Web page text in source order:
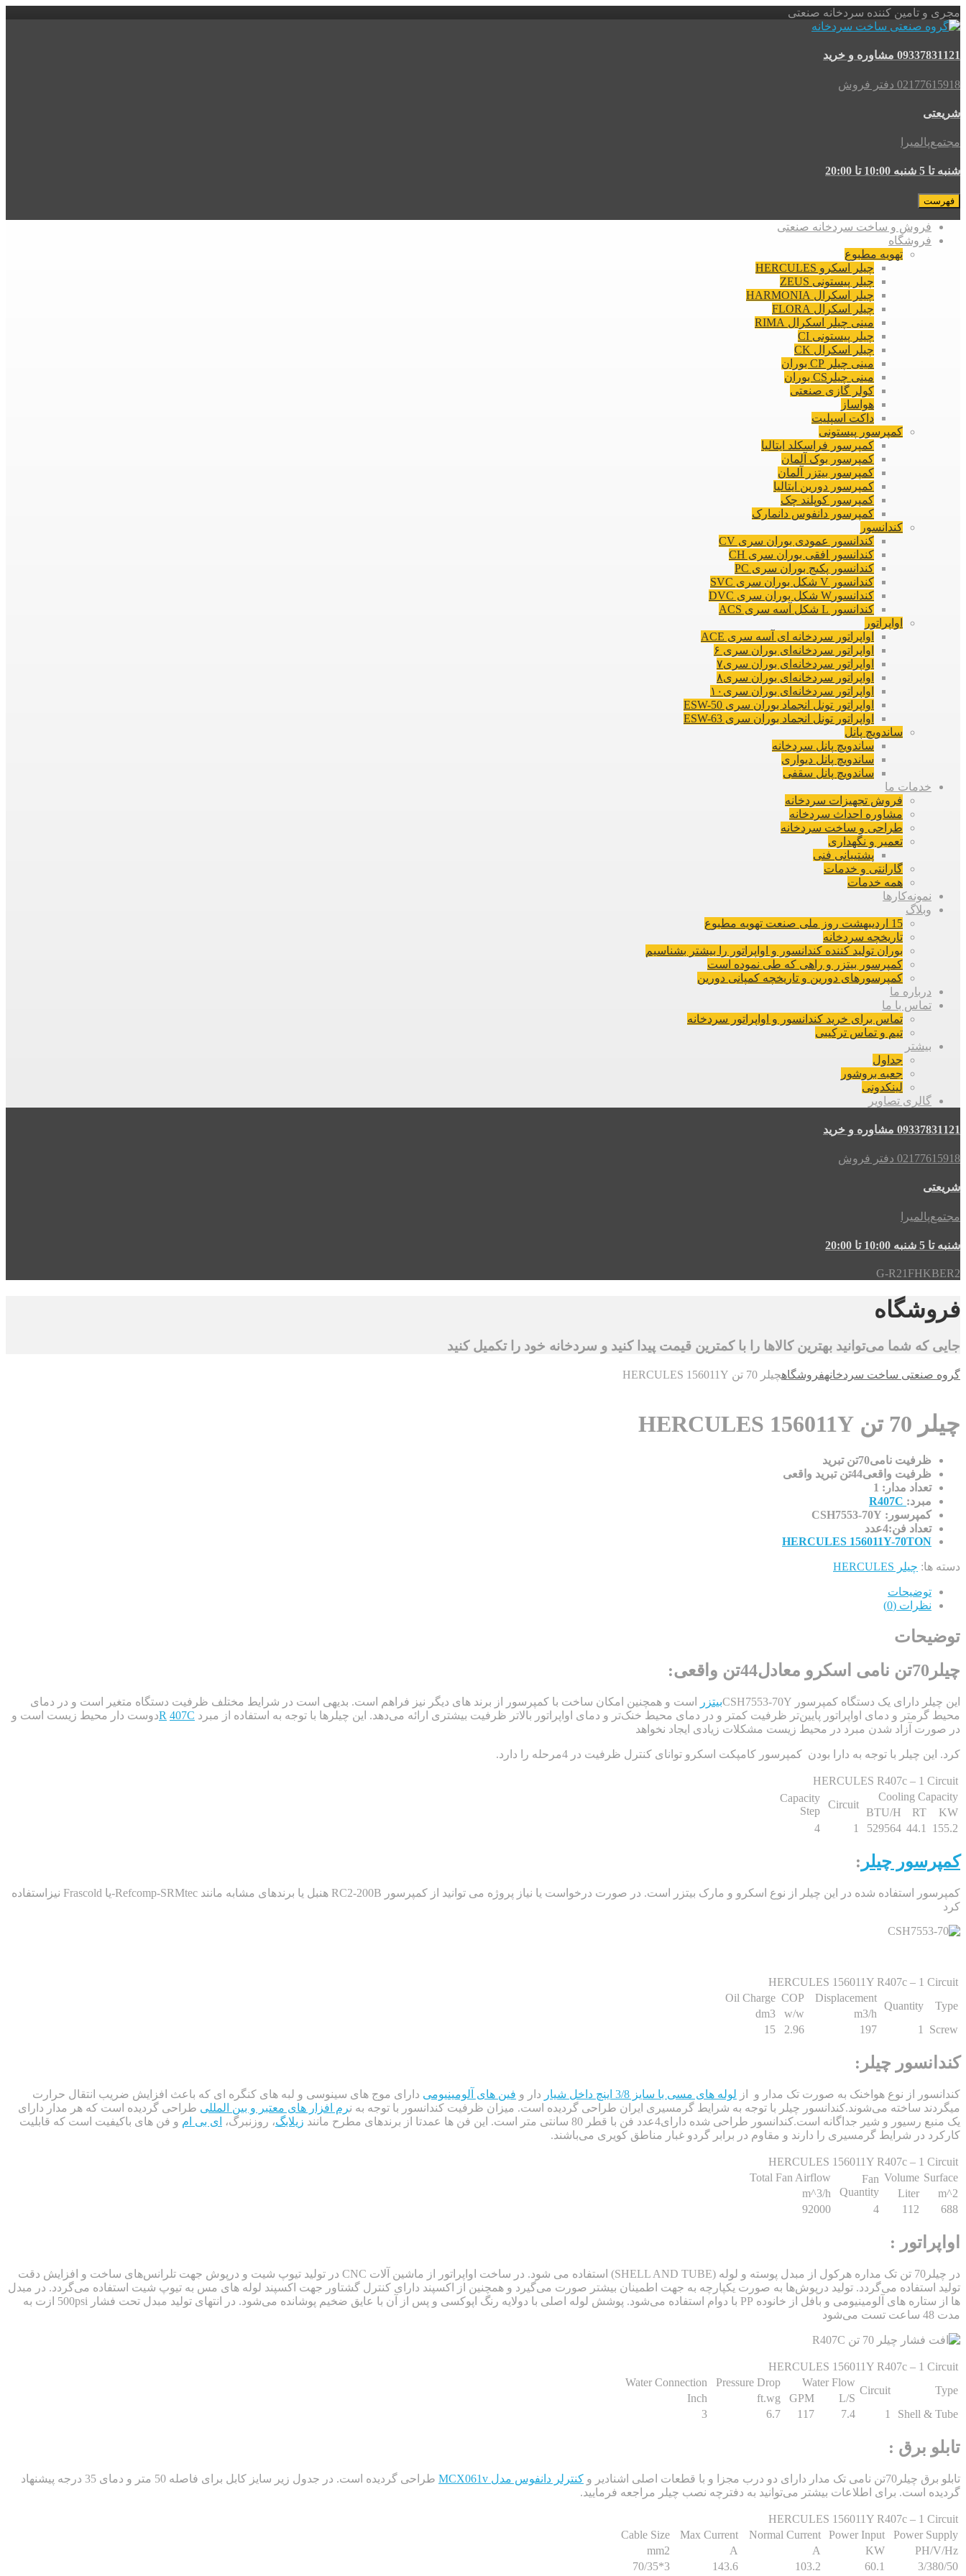
مجری و تامین کننده سردخانه صنعتی
09337831121 مشاوره و خرید
02177615918 دفتر فروش
شریعتی
مجتمع‌پالمیرا
شنبه تا 5 شنبه 10:00 تا 20:00
فهرست
فروش و ساخت سردخانه صنعتی
فروشگاه
تهویه مطبوع
چیلر اسکرو HERCULES
چیلر پیستونی ZEUS
چیلر اسکرال HARMONIA
چیلر اسکرال FLORA
مینی چیلر اسکرال RIMA
چیلر پیستونی CI
چیلر اسکرال CK
مینی چیلر CP بوران
مینی چیلرCS بوران
کولر گازی صنعتی
هواساز
داکت اسپلیت
کمپرسور پیستونی
کمپرسور فراسکلد ایتالیا
کمپرسور بوک آلمان
کمپرسور بیتزر آلمان
کمپرسور دورین ایتالیا
کمپرسور کوپلند چک
کمپرسور دانفوس دانمارک
کندانسور
کندانسور عمودی بوران سری CV
کندانسور افقی بوران سری CH
کندانسور پکیج بوران سری PC
کندانسور V شکل بوران سری SVC
کندانسورW شکل بوران سری DVC
کندانسور L شکل آسه سری ACS
اواپراتور
اواپراتور سردخانه ای آسه سری ACE
اواپراتور سردخانه‌ای بوران سری ۶
اواپراتور سردخانه‌ای بوران سری۷
اواپراتور سردخانه‌ای بوران سری۸
اواپراتور سردخانه‌ای بوران سری۱۰
اواپراتور تونل انجماد بوران سری ESW-50
اواپراتور تونل انجماد بوران سری ESW-63
ساندویچ پانل
ساندویچ پانل سردخانه
ساندویچ پانل دیواری
ساندویچ پانل سقفی
خدمات ما
فروش تجهیزات سردخانه
مشاوره احداث سردخانه
طراحی و ساخت سردخانه
تعمیر و نگهداری
پشتیبانی فنی
گارانتی و خدمات
همه خدمات
نمونه‌کارها
وبلاگ
15 اردیبهشت روز ملی صنعت تهویه مطبوع
تاریخچه سردخانه
بوران تولید کننده کندانسور و اواپراتور را بیشتر بشناسیم
کمپرسور بیتزر و راهی که طی نموده است
کمپرسورهای دورین و تاریخچه کمپانی دورین
درباره ما
تماس با ما
تماس برای خرید کندانسور و اواپراتور سردخانه
تیم و تماس ترکیبی
بیشتر
جداول
جعبه بروشور
لینکدونی
گالری تصاویر
09337831121 مشاوره و خرید
02177615918 دفتر فروش
شریعتی
مجتمع‌پالمیرا
شنبه تا 5 شنبه 10:00 تا 20:00
G-R21FHKBER2
فروشگاه
جایی که شما می‌توانید بهترین کالاها را با کمترین قیمت پیدا کنید و سردخانه خود را تکمیل کنید
گروه صنعتی ساخت سردخانهفروشگاهچیلر 70 تن HERCULES 156011Y
چیلر 70 تن HERCULES 156011Y
ظرفیت نامی70تن تبرید
ظرفیت واقعی44تن تبرید واقعی
تعداد مدار: 1
مبرد:
کمپرسور: CSH7553-70Y
تعداد فن:4عدد
HERCULES 156011Y-70TON
دسته ها: چیلر HERCULES
توضیحات
نظرات (0)
توضیحات
چیلر70تن نامی اسکرو معادل44تن واقعی:
این چیلر دارای یک دستگاه کمپرسور CSH7553-70Y بیتزر
است و همچنین امکان ساخت با کمپرسور از برند های دیگر نیز فراهم است. بدیهی است در شرایط مختلف ظرفیت دستگاه متغیر است و در دمای
محیط گرمتر و دمای اواپراتور پایین‌تر ظرفیت کمتر و در دمای محیط خنک‌تر و دمای اواپراتور بالاتر ظرفیت بیشتری ارائه می‌دهد. این چیلرها با توجه به استفاده از مبرد
R 407C
دوست دار محیط زیست است و
در صورت آزاد شدن مبرد در محیط زیست مشکلات زیادی ایجاد نخواهد
کرد. این چیلر با توجه به دارا بودن کمپرسور کامپکت اسکرو توانای کنترل ظرفیت در 4مرحله را دارد.
HERCULES R407c – 1 Circuit
Cooling Capacity
Circuit
Capacity
Step
KW
RT
BTU/H
155.2
44.1
529564
1
4
کمپرسور چیلر :
کمپرسور استفاده شده در این چیلر از نوع اسکرو و مارک بیتزر است. در صورت درخواست یا نیاز پروژه می توانید از کمپرسور RC2-200B هنبل یا برندهای مشابه مانند Refcomp-SRMtec-یا Frascold نیزاستفاده
کرد
HERCULES 156011Y R407c – 1 Circuit
Type
Quantity
Displacement
COP
Oil Charge
m3/h
w/w
dm3
Screw
1
197
2.96
15
کندانسور چیلر:
کندانسور از نوع هواخنک به صورت تک مدار و از لوله های مسی با سایز 3/8 اینچ داخل شیار دار و فین های آلومینیومی دارای موج های سینوسی و لبه های کنگره ای که باعث افزایش ضریب انتقال حرارت
میگردند ساخته می‌شوند.کندانسور چیلر با توجه به شرایط گرمسیری ایران طراحی گردیده است. میزان ظرفیت کندانسور با توجه به نرم افزار های معتبر و بین المللی طراحی گردیده است که هر مدار دارای
یک منبع رسیور و شیر جداگانه است.کندانسور طراحی شده دارای4عدد فن با قطر 80 سانتی متر است. این فن ها عمدتا از برندهای مطرح مانند
زیلابگ، روزنبرگ، ای بی ام و فن های باکیفیت است که قابلیت
کارکرد در شرایط گرمسیری را دارند و مقاوم در برابر گردو غبار مناطق کویری می‌باشند.
HERCULES 156011Y R407c – 1 Circuit
Surface
Volume
Fan
Quantity
Total Fan Airflow
m^2
Liter
m^3/h
688
112
4
92000
اواپراتور :
در چیلر70 تن تک مداره هرکول از مبدل پوسته و لوله (SHELL AND TUBE) استفاده می شود. در ساخت اواپراتور از ماشین آلات CNC در تولید تیوپ شیت و درپوش جهت تلرانس‌های ساخت و افزایش دقت
تولید استفاده می‌گردد. تولید درپوش‌ها به صورت یکپارچه به جهت اطمینان بیشتر صورت می‌گیرد و همچنین از اکسپند دارای کنترل گشتاور جهت اکسپند لوله های مس به تیوپ شیت استفاده می‌گردد. در مبدل
ها از ستاره های آلومینیومی و بافل از خانوده PP با دوام استفاده می‌شود. پوشش لوله اصلی با دولایه رنگ اپوکسی و پس از آن با عایق ضخیم پوشانده می‌شود. در انتهای تولید مبدل تحت فشار 500psi ازت به
مدت 48 ساعت تست می‌شود
HERCULES 156011Y R407c – 1 Circuit
Type
Circuit
Water Flow
Pressure Drop
Water Connection
L/S
GPM
ft.wg
Inch
Shell & Tube
1
7.4
117
6.7
3
تابلو برق :
تابلو برق چیلر70تن نامی تک مدار دارای دو درب مجزا و با قطعات اصلی اشنادیر و کنترلر دانفوس مدل MCX061v
طراحی گردیده است. در جدول زیر سایز کابل برای فاصله 50 متر و دمای 35 درجه پیشنهاد
گردیده است. برای اطلاعات بیشتر می‌توانید به دفترچه نصب چیلر مراجعه فرمایید.
HERCULES 156011Y R407c – 1 Circuit
Power Supply
Power Input
Normal Current
Max Current
Cable Size
PH/V/Hz
KW
A
A
mm2
3/380/50
60.1
103.2
143.6
3*70/35